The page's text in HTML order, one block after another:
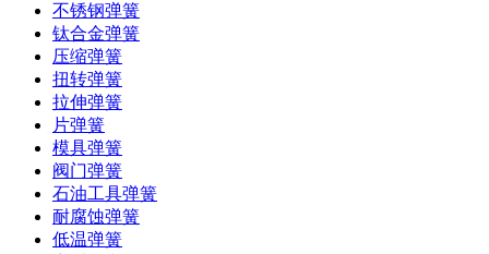
不锈钢弹簧
钛合金弹簧
压缩弹簧
扭转弹簧
拉伸弹簧
片弹簧
模具弹簧
阀门弹簧
石油工具弹簧
耐腐蚀弹簧
低温弹簧